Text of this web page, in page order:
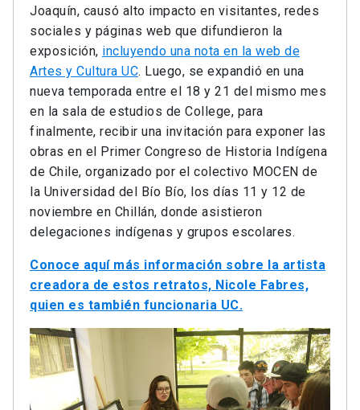
Joaquín, causó alto impacto en visitantes, redes
sociales y páginas web que difundieron la
exposición, incluyendo una nota en la web de
Artes y Cultura UC. Luego, se expandió en una
nueva temporada entre el 18 y 21 del mismo mes
en la sala de estudios de College, para
finalmente, recibir una invitación para exponer las
obras en el Primer Congreso de Historia Indígena
de Chile, organizado por el colectivo MOCEN de
la Universidad del Bío Bío, los días 11 y 12 de
noviembre en Chillán, donde asistieron
delegaciones indígenas y grupos escolares.
Conoce aquí más información sobre la artista
creadora de estos retratos, Nicole Fabres,
quien es también funcionaria UC.